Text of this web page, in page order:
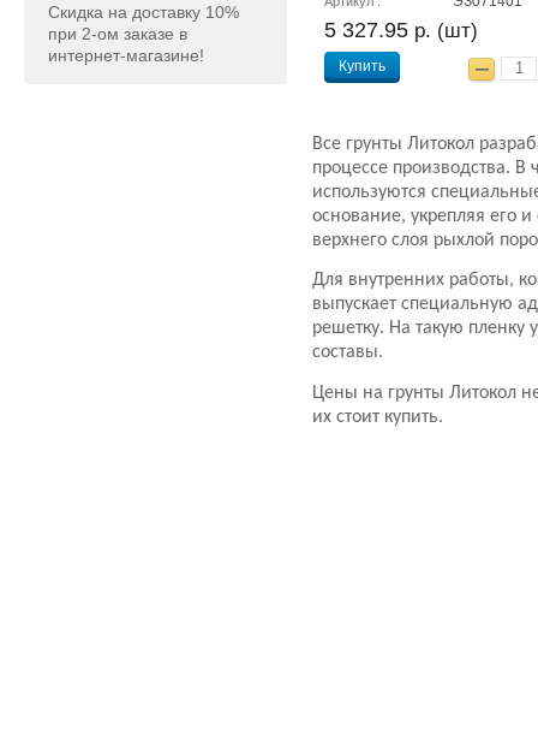
Скидка на доставку 10%
при 2-ом заказе в
интернет-магазине!
5 327.95 р. (шт)
Купить
Все грунты Литокол
процессе производства. В
используются
основание, укрепляя его
верхнего слоя рыхлой
Для внутренних работы,
выпускает специальную
решетку. На такую
составы.
Цены на грунты Литокол
их стоит купить.